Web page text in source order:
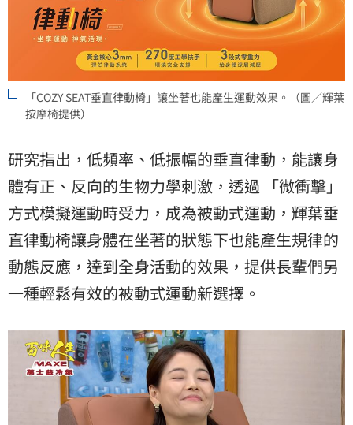
「COZY SEAT垂直律動椅」讓坐著也能產生運動效果。（圖／輝葉
按摩椅提供）
研究指出，低頻率、低振幅的垂直律動，能讓身
體有正、反向的生物力學刺激，透過 「微衝擊」
方式模擬運動時受力，成為被動式運動，輝葉垂
直律動椅讓身體在坐著的狀態下也能產生規律的
動態反應，達到全身活動的效果，提供長輩們另
一種輕鬆有效的被動式運動新選擇。